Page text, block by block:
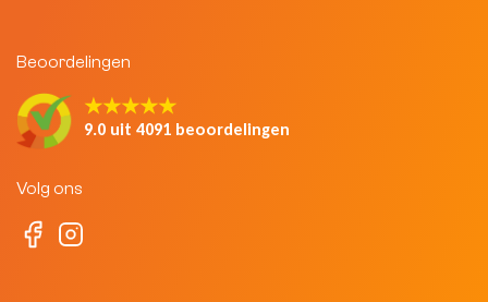
Beoordelingen
★★★★★
9.0 uit 4091 beoordelingen
Volg ons